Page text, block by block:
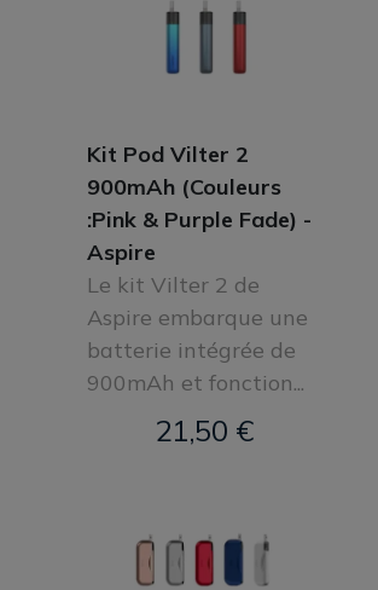
Kit Pod Vilter 2
900mAh (Couleurs
:Pink & Purple Fade) -
Aspire
Le kit Vilter 2 de
Aspire embarque une
batterie intégrée de
900mAh et fonction...
21,50 €